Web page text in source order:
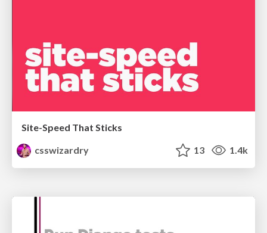
Site-Speed That Sticks
csswizardry
13 1.4k